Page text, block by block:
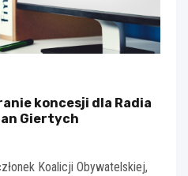
koncesji dla Radia
Giertych
Koalicji Obywatelskiej,